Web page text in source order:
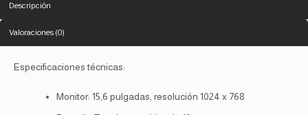
Descripción
Valoraciones (0)
Especificaciones técnicas:
Monitor: 15,6 pulgadas, resolución 1024 x 768